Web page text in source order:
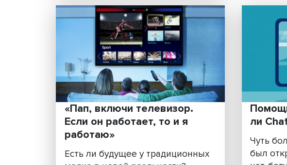
200 тысяч лет человеческой
работы за секунду: как
суперкомпьютер Вышки
помогает ученым
Исследовать работу
человеческого мозга, вычислить
источник COVID-19, провести
комплексные расчеты......